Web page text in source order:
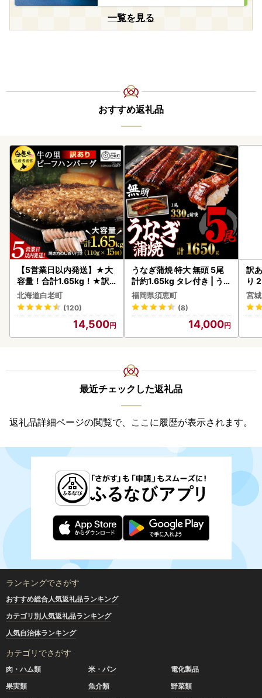
一覧を見る
おすすめ返礼品
【5営業日以内発送】★大
容量！合計1.65kg！★訳
あり・牛の里ビーフハンバ
ーグ(110ｇ5枚入）×3 AG
058
北海道白老町
(120)
14,500
うなぎ蒲焼 特大 無頭 5尾
計約1.65kg タレ付き | う
なぎ蒲焼
福岡県須恵町
(8)
14,000
訳
り
鮭
宮
最近チェックした返礼品
返礼品詳細ページの閲覧で、ここに履歴が表示されます。
ランキングでさがす
おすすめ総合人気返礼品ランキング
カテゴリ別人気返礼品ランキング
人気自治体ランキング
カテゴリでさがす
肉・ハム類 米・パン
電化製品
果実類
魚介類
野菜類